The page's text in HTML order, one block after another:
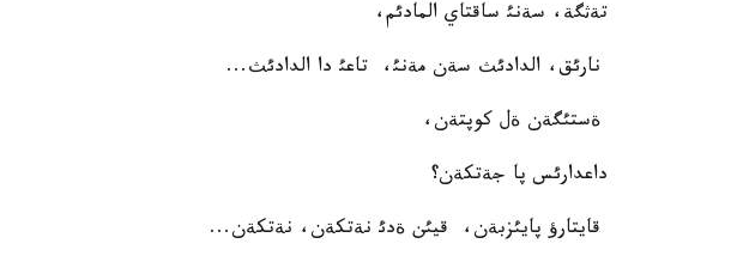
تةثگة، سةنئ ساقتاي المادئم،
نارئق، الدادئث سةن مةنئ، تاعئ دا الدادئث...
ةستئگةن ةل كوپتةن،
داعدارئس پا جةتكةن؟
قايتارؤ پايئزبةن، قيئن ةدئ نةتكةن، نةتكةن...